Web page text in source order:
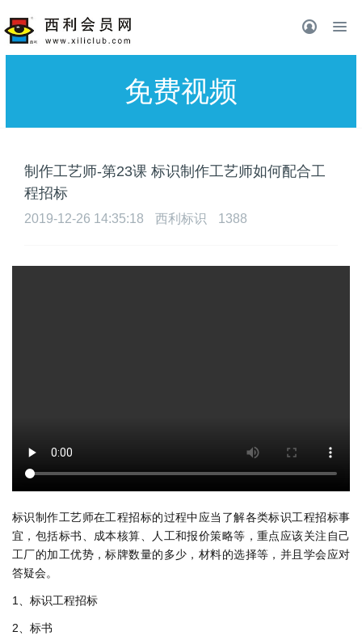
免费视频
制作工艺师-第23课 标识制作工艺师如何配合工
程招标
2019-12-26 14:35:18 西利标识 1388
标识制作工艺师在工程招标的过程中应当了解各类标识工程招标事
宜，包括标书、成本核算、人工和报价策略等，重点应该关注自己
工厂的加工优势，标牌数量的多少，材料的选择等，并且学会应对
答疑会。
1、标识工程招标
2、标书